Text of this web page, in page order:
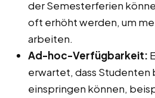
der Semesterferien
oft erhöht werden, um
arbeiten.
Ad-hoc-Verfügbarkeit:
erwartet, dass Studenten
einspringen können,